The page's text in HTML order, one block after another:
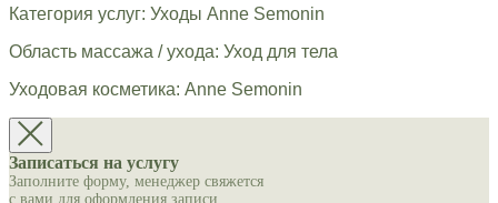
Категория услуг: Уходы Anne Semonin
Область массажа / ухода: Уход для тела
Уходовая косметика: Anne Semonin
Записаться на услугу
Заполните форму, менеджер свяжется
с вами для оформления записи